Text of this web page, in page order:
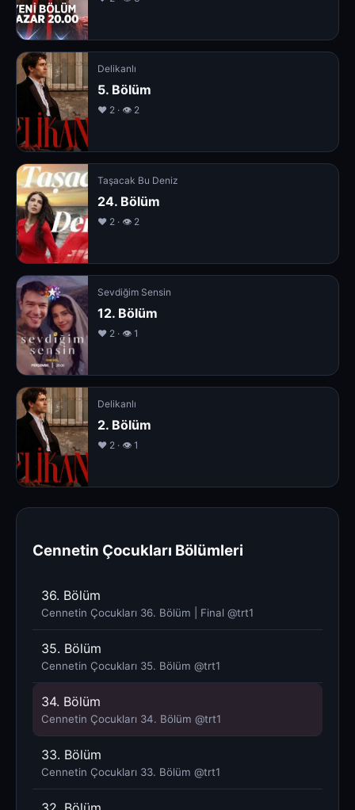
Delikanlı
5. Bölüm
❤️ 2 · 👁 2
Taşacak Bu Deniz
24. Bölüm
❤️ 2 · 👁 2
Sevdiğim Sensin
12. Bölüm
❤️ 2 · 👁 1
Delikanlı
2. Bölüm
❤️ 2 · 👁 1
Cennetin Çocukları Bölümleri
36. Bölüm
Cennetin Çocukları 36. Bölüm | Final @trt1
35. Bölüm
Cennetin Çocukları 35. Bölüm @trt1
34. Bölüm
Cennetin Çocukları 34. Bölüm @trt1
33. Bölüm
Cennetin Çocukları 33. Bölüm @trt1